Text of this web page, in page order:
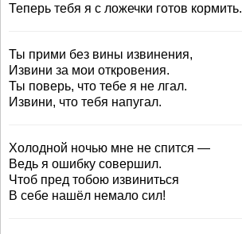
Теперь тебя я с ложечки готов кормить.
Ты прими без вины извинения,
Извини за мои откровения.
Ты поверь, что тебе я не лгал.
Извини, что тебя напугал.
Холодной ночью мне не спится —
Ведь я ошибку совершил.
Чтоб пред тобою извиниться
В себе нашёл немало сил!